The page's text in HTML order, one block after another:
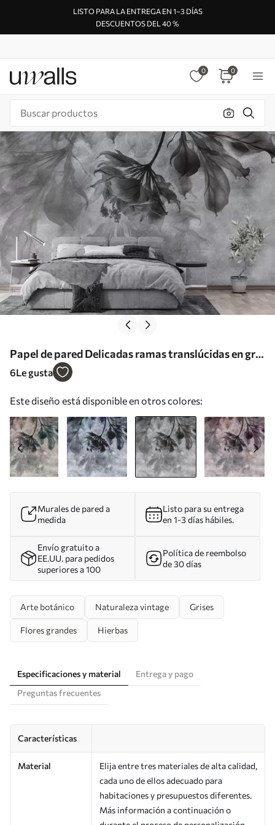
LISTO PARA LA ENTREGA EN 1–3 DÍAS
DESCUENTOS DEL 40 %
0 0
Papel de pared Delicadas ramas translúcidas en gris
Nr. u93927v2
6Le gusta
Este diseño está disponible en otros colores:
Murales de pared a
medida
Listo para su entrega
en 1-3 días hábiles.
Envío gratuito a
EE.UU. para pedidos
superiores a 100
Política de reembolso
de 30 días
Arte botánico Naturaleza vintage Grises
Flores grandes Hierbas
Especificaciones y material
Entrega y pago
Preguntas frecuentes
Características
Material
Elija entre tres materiales de alta calidad,
cada uno de ellos adecuado para
habitaciones y presupuestos diferentes.
Más información a continuación o